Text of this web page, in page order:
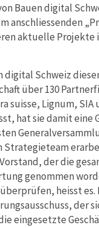
Bauen digital
anschliessenden
aktuelle
Schweiz
über 130
suisse, Lignum,
hat sie damit
Strategieteam
der die
genommen
heisst
der
eingesetzte